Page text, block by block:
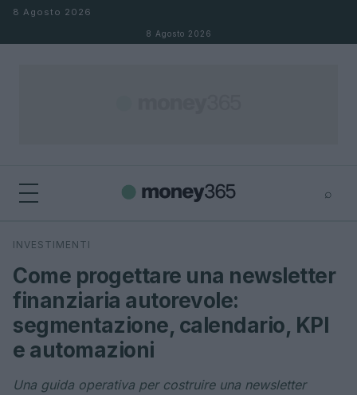
Salta al contenuto
8 Agosto 2026
8 Agosto 2026
⌕
Cerca
INVESTIMENTI
Come progettare una newsletter
finanziaria autorevole:
segmentazione, calendario, KPI
e automazioni
Una guida operativa per costruire una newsletter